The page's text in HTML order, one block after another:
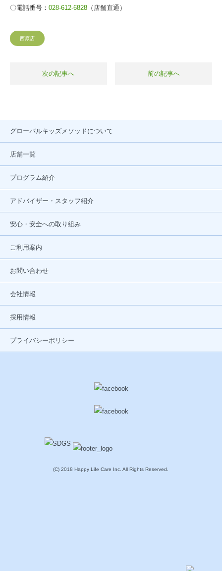
〇電話番号： 028-612-6828 （店舗直通）
西原店
前の記事へ
次の記事へ
グローバルキッズメソッドについて
店舗一覧
プログラム紹介
アドバイザー・スタッフ紹介
安心・安全への取り組み
ご利用案内
お問い合わせ
会社情報
採用情報
プライバシーポリシー
(C) 2018 Happy Life Care Inc. All Rights Reserved.